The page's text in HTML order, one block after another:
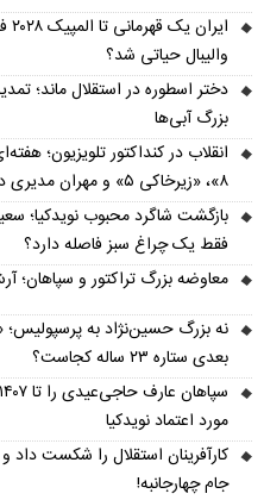
والیبال حیاتی شد؟
دختر اسطوره در استقلال ماند؛
بزرگ آبی‌ها
۸»، «زیرخاکی ۵» و مهران مدیری در راه آنتن
بازگشت شاگرد محبوب نویدکیا؛
فقط یک چراغ سبز فاصله دارد؟
معاوضه بزرگ تراکتور و سپاهان؛
نه بزرگ حسین‌نژاد به پرسپولیس؛
بعدی ستاره ۲۳ ساله کجاست؟
مورد اعتماد نویدکیا
کارآفرینان استقلال را شکست
جام چهارجانبه!